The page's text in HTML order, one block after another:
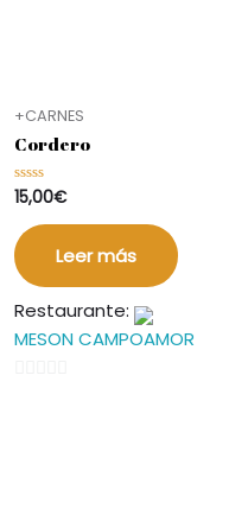
+CARNES
Cordero
Valorado
en
de
5
15,00€
Leer más
Restaurante:
MESON CAMPOAMOR